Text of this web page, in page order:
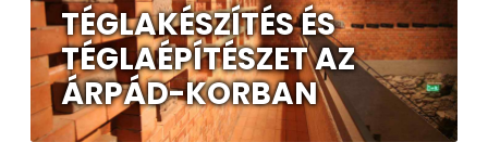
TÉGLAKÉSZÍTÉS ÉS
TÉGLAÉPÍTÉSZET AZ
ÁRPÁD-KORBAN